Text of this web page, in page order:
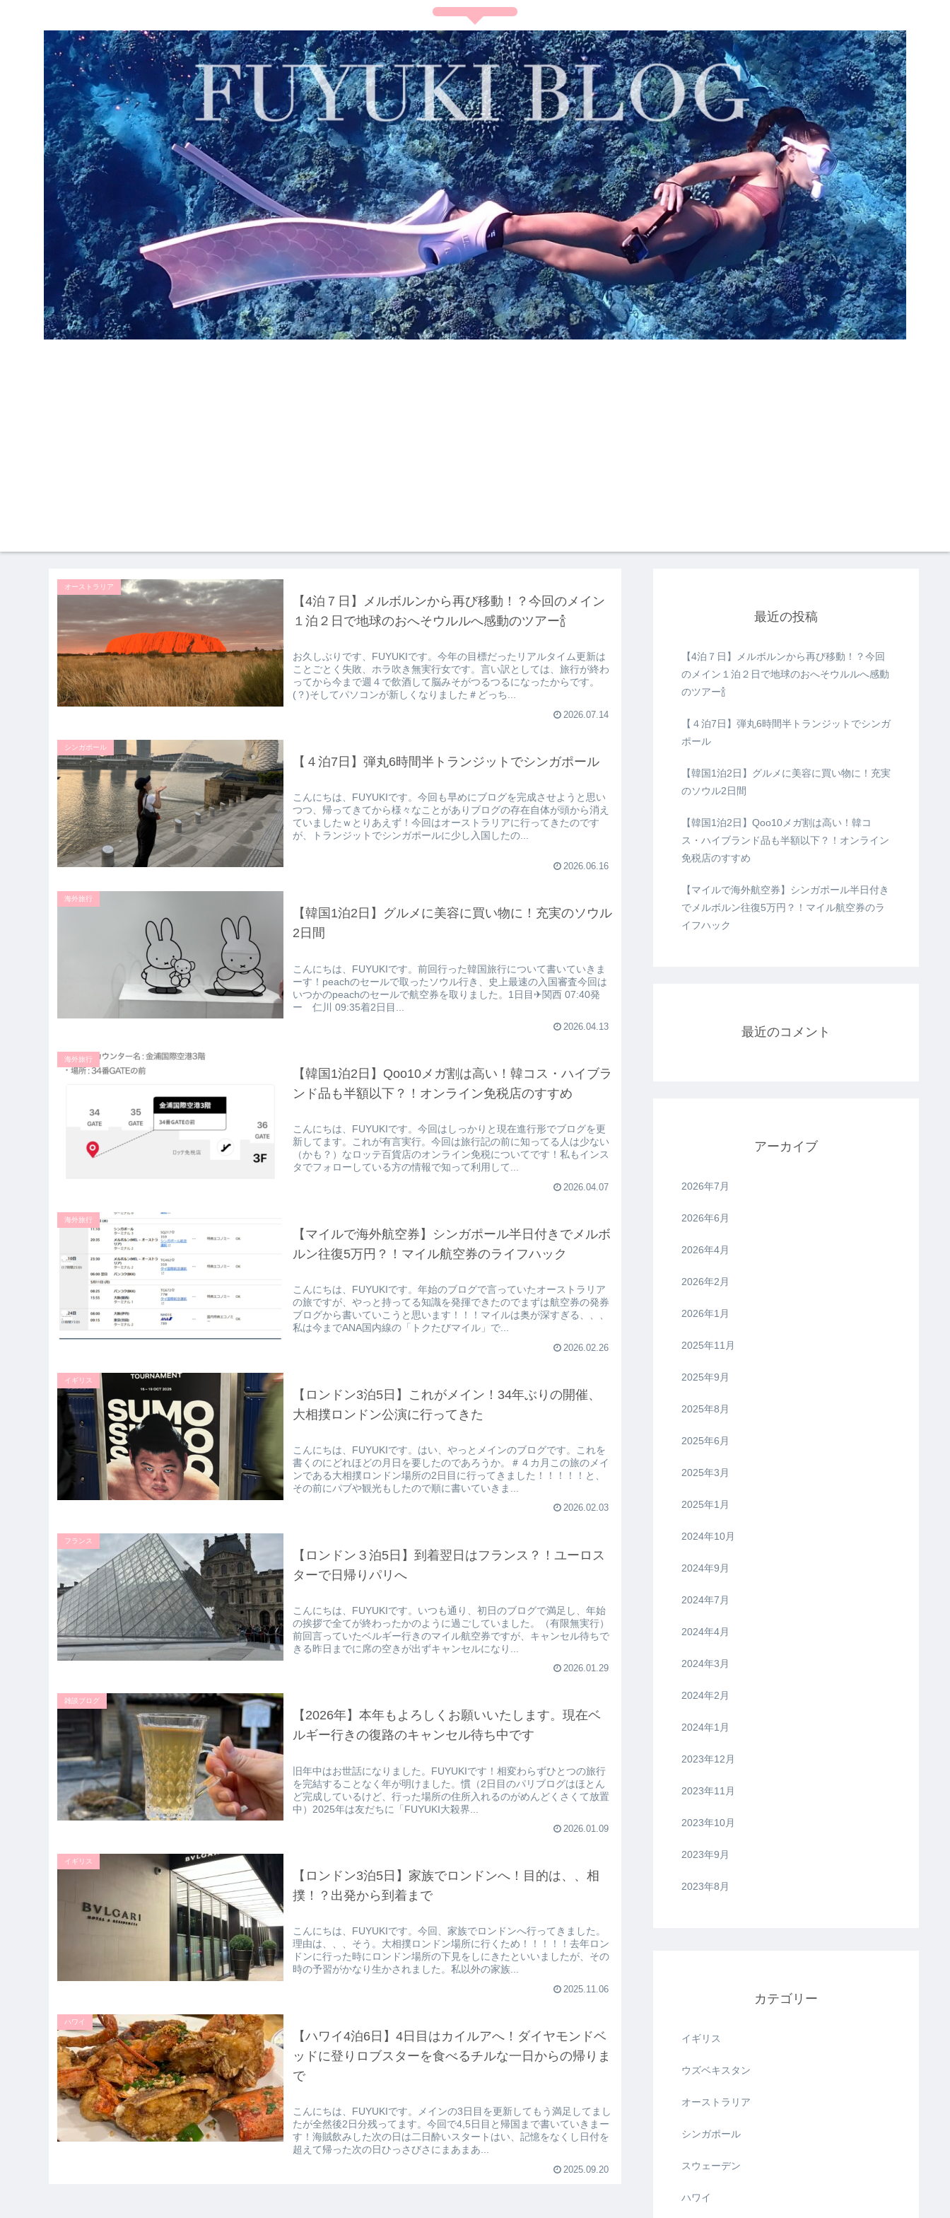
オーストラリア
【4泊７日】メルボルンから再び移動！？今回のメイン
１泊２日で地球のおへそウルルへ感動のツアー🍾
お久しぶりです、FUYUKIです。今年の目標だったリアルタイム更新は
ことごとく失敗、ホラ吹き無実行女です。言い訳としては、旅行が終わ
ってから今まで週４で飲酒して脳みそがつるつるになったからです。
(？)そしてパソコンが新しくなりました＃どっち...
2026.07.14
シンガポール
【４泊7日】弾丸6時間半トランジットでシンガポール
こんにちは、FUYUKIです。今回も早めにブログを完成させようと思い
つつ、帰ってきてから様々なことがありブログの存在自体が頭から消え
ていましたｗとりあえず！今回はオーストラリアに行ってきたのです
が、トランジットでシンガポールに少し入国したの...
2026.06.16
海外旅行
【韓国1泊2日】グルメに美容に買い物に！充実のソウル
2日間
こんにちは、FUYUKIです。前回行った韓国旅行について書いていきま
ーす！peachのセールで取ったソウル行き、史上最速の入国審査今回は
いつかのpeachのセールで航空券を取りました。1日目✈関西 07:40発
ー 仁川 09:35着2日目...
2026.04.13
海外旅行
【韓国1泊2日】Qoo10メガ割は高い！韓コス・ハイブラ
ンド品も半額以下？！オンライン免税店のすすめ
こんにちは、FUYUKIです。今回はしっかりと現在進行形でブログを更
新してます。これが有言実行。今回は旅行記の前に知ってる人は少ない
（かも？）なロッテ百貨店のオンライン免税についてです！私もインス
タでフォローしている方の情報で知って利用して...
2026.04.07
海外旅行
【マイルで海外航空券】シンガポール半日付きでメルボ
ルン往復5万円？！マイル航空券のライフハック
こんにちは、FUYUKIです。年始のブログで言っていたオーストラリア
の旅ですが、やっと持ってる知識を発揮できたのでまずは航空券の発券
ブログから書いていこうと思います！！！マイルは奥が深すぎる、、、
私は今までANA国内線の「トクたびマイル」で...
2026.02.26
イギリス
【ロンドン3泊5日】これがメイン！34年ぶりの開催、
大相撲ロンドン公演に行ってきた
こんにちは、FUYUKIです。はい、やっとメインのブログです。これを
書くのにどれほどの月日を要したのであろうか。＃４カ月この旅のメイ
ンである大相撲ロンドン場所の2日目に行ってきました！！！！！と、
その前にパブや観光もしたので順に書いていきま...
2026.02.03
フランス
【ロンドン３泊5日】到着翌日はフランス？！ユーロス
ターで日帰りパリへ
こんにちは、FUYUKIです。いつも通り、初日のブログで満足し、年始
の挨拶で全てが終わったかのように過ごしていました。（有限無実行）
前回言っていたベルギー行きのマイル航空券ですが、キャンセル待ちで
きる昨日までに席の空きが出ずキャンセルになり...
2026.01.29
雑談ブログ
【2026年】本年もよろしくお願いいたします。現在ベ
ルギー行きの復路のキャンセル待ち中です
旧年中はお世話になりました。FUYUKIです！相変わらずひとつの旅行
を完結することなく年が明けました。慣（2日目のパリブログはほとん
ど完成しているけど、行った場所の住所入れるのがめんどくさくて放置
中）2025年は友だちに「FUYUKI大殺界...
2026.01.09
イギリス
【ロンドン3泊5日】家族でロンドンへ！目的は、、相
撲！？出発から到着まで
こんにちは、FUYUKIです。今回、家族でロンドンへ行ってきました。
理由は、、、そう。大相撲ロンドン場所に行くため！！！！！去年ロン
ドンに行った時にロンドン場所の下見をしにきたといいましたが、その
時の予習がかなり生かされました。私以外の家族...
2025.11.06
ハワイ
【ハワイ4泊6日】4日目はカイルアへ！ダイヤモンドベ
ッドに登りロブスターを食べるチルな一日からの帰りま
で
こんにちは、FUYUKIです。メインの3日目を更新してもう満足してまし
たが全然後2日分残ってます。今回で4,5日目と帰国まで書いていきまー
す！海賊飲みした次の日は二日酔いスタートはい、記憶をなくし日付を
超えて帰った次の日ひっさびさにまあまあ...
2025.09.20
最近の投稿
【4泊７日】メルボルンから再び移動！？今回
のメイン１泊２日で地球のおへそウルルへ感動
のツアー🍾
【４泊7日】弾丸6時間半トランジットでシンガ
ポール
【韓国1泊2日】グルメに美容に買い物に！充実
のソウル2日間
【韓国1泊2日】Qoo10メガ割は高い！韓コ
ス・ハイブランド品も半額以下？！オンライン
免税店のすすめ
【マイルで海外航空券】シンガポール半日付き
でメルボルン往復5万円？！マイル航空券のラ
イフハック
最近のコメント
アーカイブ
2026年7月
2026年6月
2026年4月
2026年2月
2026年1月
2025年11月
2025年9月
2025年8月
2025年6月
2025年3月
2025年1月
2024年10月
2024年9月
2024年7月
2024年4月
2024年3月
2024年2月
2024年1月
2023年12月
2023年11月
2023年10月
2023年9月
2023年8月
カテゴリー
イギリス
ウズベキスタン
オーストラリア
シンガポール
スウェーデン
ハワイ